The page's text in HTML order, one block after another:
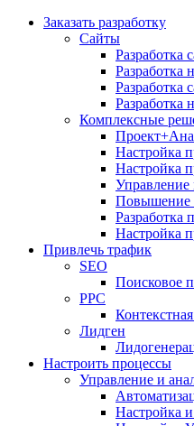
Заказать разработку
Сайты
Разработка
Разработка
Разработка
Разработка
Комплексные
Настройка
Настройка
Управление
Повышение
Разработка
Настройка
Привлечь трафик
SEO
Поисковое
PPC
Лидген
Настроить процессы
Управление и
Настройка